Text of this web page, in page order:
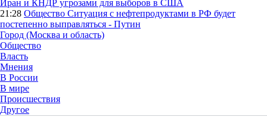
Иран и КНДР угрозами для выборов в США
21:28 Общество Ситуация с нефтепродуктами в РФ будет
постепенно выправляться - Путин
Город (Москва и область)
Общество
Власть
Мнения
В России
В мире
Происшествия
Другое